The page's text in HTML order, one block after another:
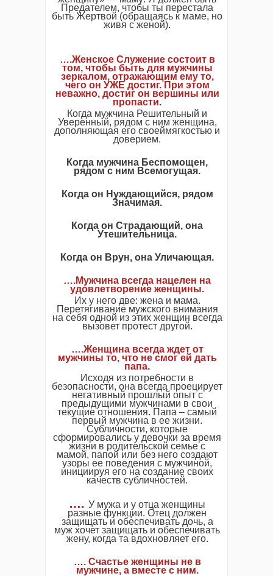
Предателем, чтобы ты перестала
быть Жертвой (обращаясь к маме, но
живя с женой).
….Женское Служение состоит в
том, чтобы быть для мужчины
зеркалом, отражающим ему то,
чего он УЖЕ достиг. При этом
неважно, достиг он вершины или
пропасти.
Когда мужчина Решительный и
Уверенный, рядом с ним женщина,
дополняющая его своеймягкостью и
доверием.
Когда мужчина Беспомощен,
рядом с ним Всемогущая.
Когда он Нуждающийся, рядом
Значимая.
Когда он Страдающий, она
Утешительница.
Когда он Врун, она Уличающая.
….Мужчина всегда нацелен на
удовлетворение женщины.
Их у него две: жена и мама.
Перетягивание мужского внимания
на себя одной из этих женщин всегда
вызовет протест другой.
….Женщина всегда ждет от
мужчины то, что не смог ей дать
папа.
Исходя из потребности в
безопасности, она всегда проецирует
негативный прошлый опыт с
предыдущими мужчинами в свои
текущие отношения. Папа – самый
первый мужчина в ее жизни.
Субличности, которые
сформировались у девочки за время
жизни в родительской семье с
мамой, папой или без него создают
узоры ее поведения с мужчиной,
инициируя его на создание своих
качеств субличностей.
…. У мужа и у отца женщины
разные функции. Отец должен
защищать и обеспечивать дочь, а
муж хочет защищать и обеспечивать
жену, когда та вдохновляет его.
…. Счастье женщины не в
мужчине, а вместе с ним.